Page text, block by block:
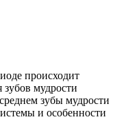
происходит
мудрости
зубы мудрости
и особенности